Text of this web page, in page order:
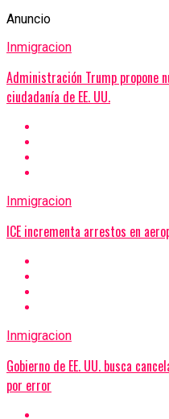
Anuncio
Inmigracion
Administración Trump propone
ciudadanía de EE. UU.
Inmigracion
ICE incrementa arrestos en
Inmigracion
Gobierno de EE. UU. busca
por error